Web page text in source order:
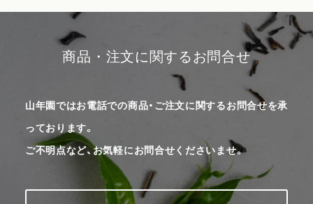
商品・注文に関するお問合せ
山年園ではお電話での商品・ご注文に関するお問合せを承
っております。
ご不明点など、お気軽にお問合せくださいませ。